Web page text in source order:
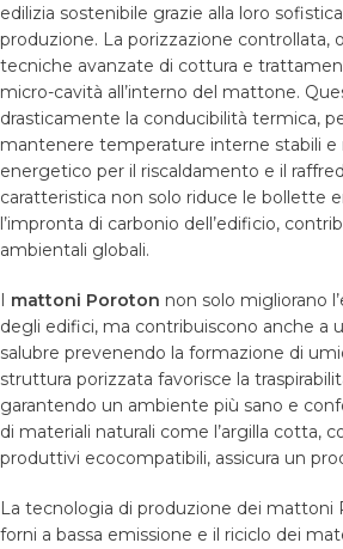
edilizia sostenibile grazie alla loro
produzione. La porizzazione controllata,
tecniche avanzate di cottura e
micro-cavità all’interno del mattone.
drasticamente la conducibilità termica,
mantenere temperature interne stabili e
energetico per il riscaldamento e il
caratteristica non solo riduce le bollette
l’impronta di carbonio dell’edificio,
ambientali globali.
mattoni Poroton non solo migliorano
degli edifici, ma contribuiscono anche a
salubre prevenendo la formazione di
struttura porizzata favorisce la
garantendo un ambiente più sano e
di materiali naturali come l’argilla cotta,
produttivi ecocompatibili, assicura un
La tecnologia di produzione dei mattoni
forni a bassa emissione e il riciclo dei